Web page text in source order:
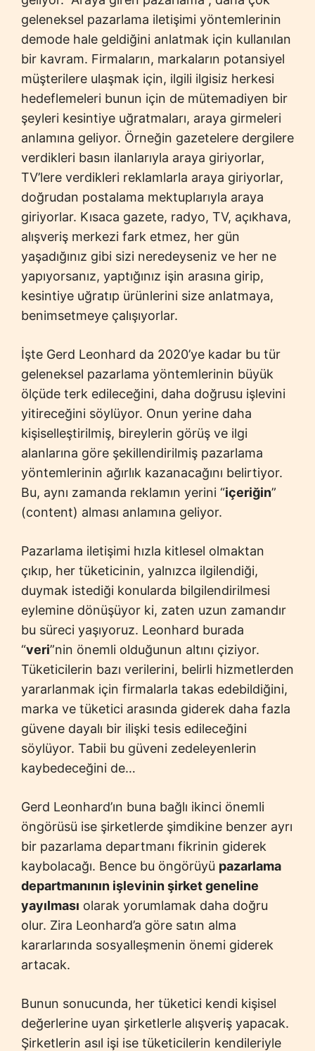
geleneksel pazarlama iletişimi yöntemlerinin
demode hale geldiğini anlatmak için kullanılan
bir kavram. Firmaların, markaların potansiyel
müşterilere ulaşmak için, ilgili ilgisiz herkesi
hedeflemeleri bunun için de mütemadiyen bir
şeyleri kesintiye uğratmaları, araya girmeleri
anlamına geliyor. Örneğin gazetelere dergilere
verdikleri basın ilanlarıyla araya giriyorlar,
TV’lere verdikleri reklamlarla araya giriyorlar,
doğrudan postalama mektuplarıyla araya
giriyorlar. Kısaca gazete, radyo, TV, açıkhava,
alışveriş merkezi fark etmez, her gün
yaşadığınız gibi sizi neredeyseniz ve her ne
yapıyorsanız, yaptığınız işin arasına girip,
kesintiye uğratıp ürünlerini size anlatmaya,
benimsetmeye çalışıyorlar.
İşte Gerd Leonhard da 2020’ye kadar bu tür
geleneksel pazarlama yöntemlerinin büyük
ölçüde terk edileceğini, daha doğrusu işlevini
yitireceğini söylüyor. Onun yerine daha
kişiselleştirilmiş, bireylerin görüş ve ilgi
alanlarına göre şekillendirilmiş pazarlama
yöntemlerinin ağırlık kazanacağını belirtiyor.
Bu, aynı zamanda reklamın yerini “içeriğin”
(content) alması anlamına geliyor.
Pazarlama iletişimi hızla kitlesel olmaktan
çıkıp, her tüketicinin, yalnızca ilgilendiği,
duymak istediği konularda bilgilendirilmesi
eylemine dönüşüyor ki, zaten uzun zamandır
bu süreci yaşıyoruz. Leonhard burada
“veri”nin önemli olduğunun altını çiziyor.
Tüketicilerin bazı verilerini, belirli hizmetlerden
yararlanmak için firmalarla takas edebildiğini,
marka ve tüketici arasında giderek daha fazla
güvene dayalı bir ilişki tesis edileceğini
söylüyor. Tabii bu güveni zedeleyenlerin
kaybedeceğini de…
Gerd Leonhard’ın buna bağlı ikinci önemli
öngörüsü ise şirketlerde şimdikine benzer ayrı
bir pazarlama departmanı fikrinin giderek
kaybolacağı. Bence bu öngörüyü pazarlama
departmanının işlevinin şirket geneline
yayılması olarak yorumlamak daha doğru
olur. Zira Leonhard’a göre satın alma
kararlarında sosyalleşmenin önemi giderek
artacak.
Bunun sonucunda, her tüketici kendi kişisel
değerlerine uyan şirketlerle alışveriş yapacak.
Şirketlerin asıl işi ise tüketicilerin kendileriyle